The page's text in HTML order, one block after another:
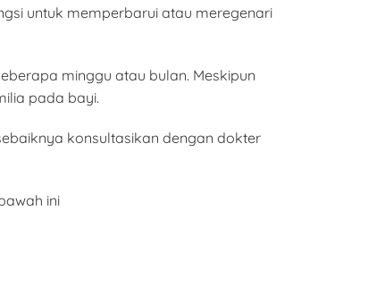
untuk memperbarui atau meregenari
minggu atau bulan. Meskipun
pada bayi.
konsultasikan dengan dokter
ini